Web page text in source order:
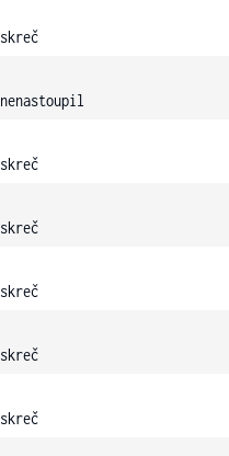
skreč
nenastoupil
skreč
skreč
skreč
skreč
skreč